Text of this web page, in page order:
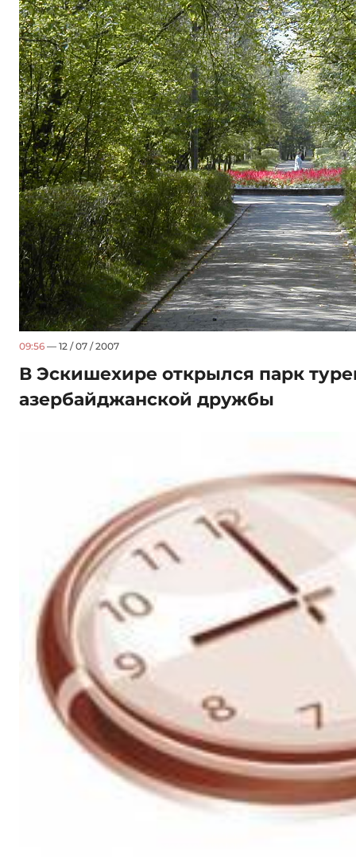
09:56 — 12 / 07 / 2007
В Эскишехире открылся парк
азербайджанской дружбы